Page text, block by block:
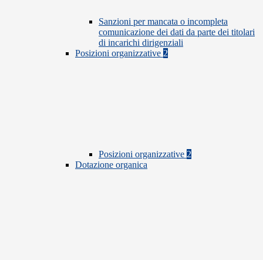
Sanzioni per mancata o incompleta
comunicazione dei dati da parte dei titolari
di incarichi dirigenziali
Posizioni organizzative 2
Posizioni organizzative 2
Dotazione organica